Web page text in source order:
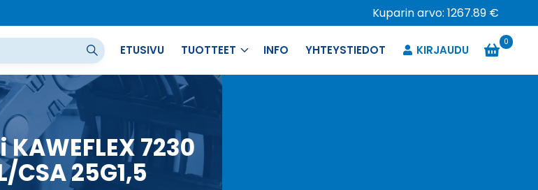
Kuparin arvo: 1267.89 €
ETUSIVU TUOTTEET INFO YHTEYSTIEDOT KIRJAUDU
0
7230
CSA 25G1,5